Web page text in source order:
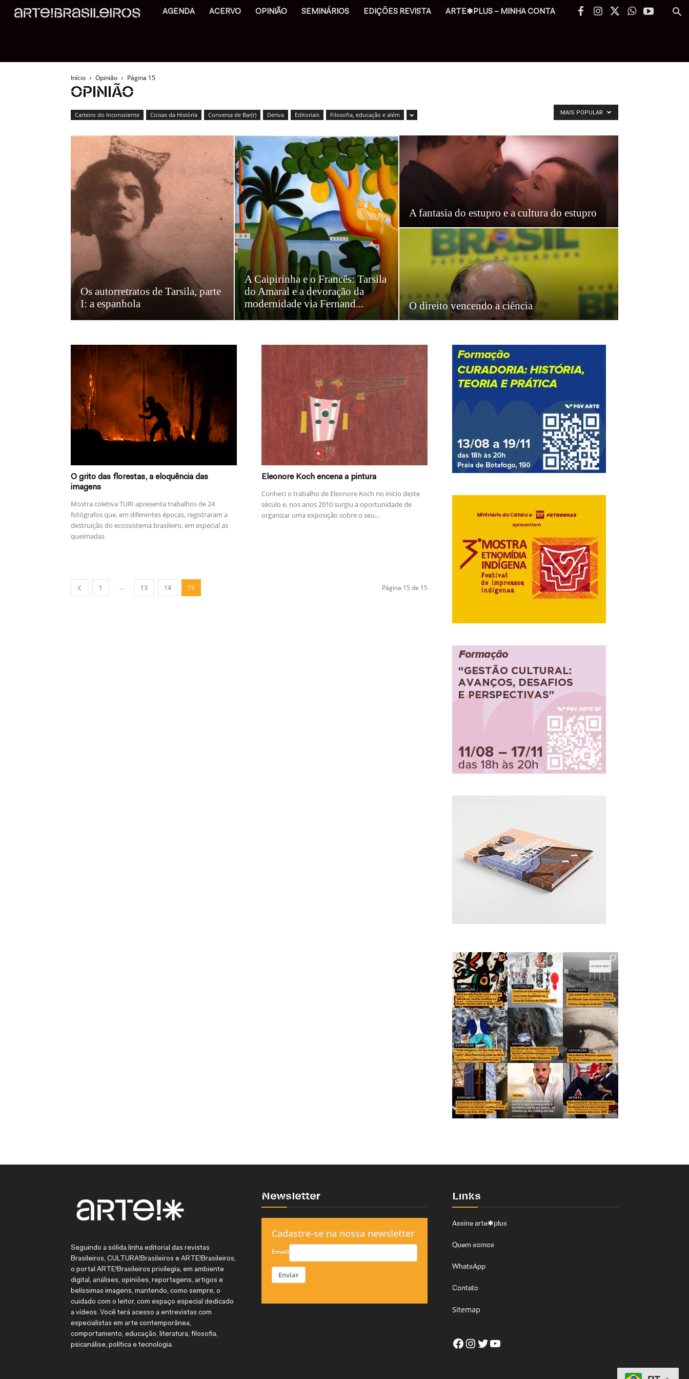
AGENDA ACERVO OPINIÃO SEMINÁRIOS EDIÇÕES REVISTA ARTE✱PLUS – MINHA CONTA
Início Opinião Página 15
OPINIÃO
Carteiro do Inconsciente Coisas da História Conversa de Bar(r) Deriva Editoriais Filosofia, educação e além MAIS POPULAR
Os autorretratos de Tarsila, parte
I: a espanhola
A Caipirinha e o Francês: Tarsila
do Amaral e a devoração da
modernidade via Fernand...
A fantasia do estupro e a cultura do estupro
O direito vencendo a ciência
O grito das florestas, a eloquência das
imagens
Mostra coletiva TURI apresenta trabalhos de 24
fotógrafos que, em diferentes épocas, registraram a
destruição do ecossistema brasileiro, em especial as
queimadas
Eleonore Koch encena a pintura
Conheci o trabalho de Eleonore Koch no início deste
século e, nos anos 2010 surgiu a oportunidade de
organizar uma exposição sobre o seu...
1 ... 13 14 15 Página 15 de 15
Seguindo a sólida linha editorial das revistas
Brasileiros, CULTURA!Brasileiros e ARTE!Brasileiros,
o portal ARTE!Brasileiros privilegia, em ambiente
digital, análises, opiniões, reportagens, artigos e
belíssimas imagens, mantendo, como sempre, o
cuidado com o leitor, com espaço especial dedicado
a vídeos. Você terá acesso a entrevistas com
especialistas em arte contemporânea,
comportamento, educação, literatura, filosofia,
psicanálise, política e tecnologia.
Newsletter
Cadastre-se na nossa newsletter
Email
Enviar
Links
Assine arte✱plus
Quem somos
WhatsApp
Contato
Sitemap
Facebook
Instagram
Twitter
Youtube